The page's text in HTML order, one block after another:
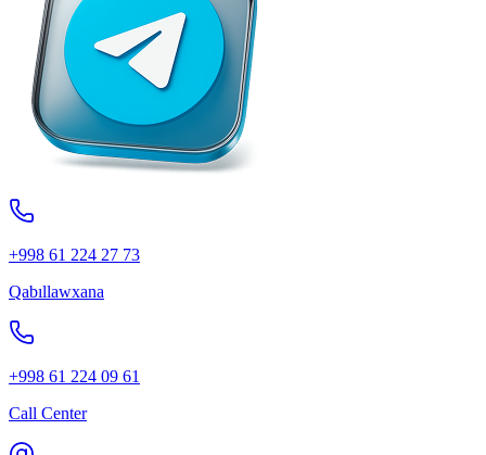
+998 61 224 27 73
Qabıllawxana
+998 61 224 09 61
Call Center